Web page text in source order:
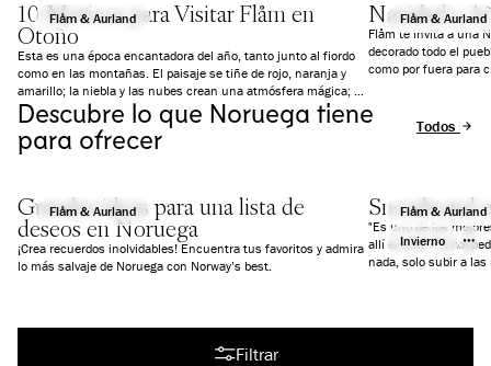
Flåm & Aurland
10 Motivos para Visitar Flåm en
Otoño
Esta es una época encantadora del año, tanto junto al fiordo
como en las montañas. El paisaje se tiñe de rojo, naranja y
amarillo; la niebla y las nubes crean una atmósfera mágica; y
todo es un poco más tranquilo que en verano. Te damos 10
buenas razones por las que deberías visitar Flåm en otoño.
Encontrarás actividades adecuadas para todos, ya sea que
Flåm & Aurland
Navidad y
Flåm te invita a una
decorado todo el
como por fuera para
Descubre lo que Noruega tiene
para ofrecer
Todos los
Flåm & Aurland
Grandes ideas para una lista de
deseos en Noruega
¡Crea recuerdos inolvidables! Encuentra tus favoritos y admira
lo más salvaje de Noruega con Norway’s best.
Flåm & Aurland
Invierno
Snowboard
"Es uno de los
allí en tren. Te
Filtrar